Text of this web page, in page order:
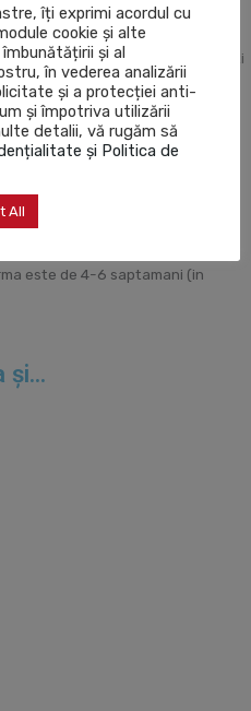
Alb standard. Contra cost, puteti
culori Irsap.
este de 4-6 saptamani (in
și...
îți exprimi acordul cu
cookie și alte
și al
în vederea analizării
și a protecției anti-
și împotriva utilizării
detalii, vă rugăm să
și Politica de
All